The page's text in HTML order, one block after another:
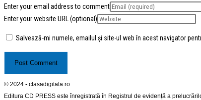
Enter your email address to comment
Enter your website URL (optional)
Salvează-mi numele, emailul și site-ul web în acest navigator
© 2024 - clasadigitala.ro
Editura CD PRESS este înregistrată în Registrul de evidență a